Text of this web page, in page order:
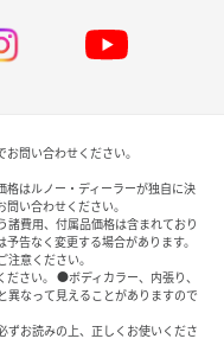
問い合わせください。
はルノー・ディーラーが独自に決
い合わせください。
費用、付属品価格は含まれており
告なく変更する場合があります。
意ください。
さい。 ●ボディカラー、内張り、
異なって見えることがありますので
お読みの上、正しくお使いくださ